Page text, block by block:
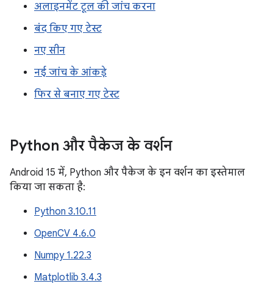
अलाइनमेंट टूल की जांच करना
बंद किए गए टेस्ट
नए सीन
नई जांच के आंकड़े
फिर से बनाए गए टेस्ट
Python और पैकेज के वर्शन
Android 15 में, Python और पैकेज के इन वर्शन का इस्तेमाल
किया जा सकता है:
Python 3.10.11
OpenCV 4.6.0
Numpy 1.22.3
Matplotlib 3.4.3